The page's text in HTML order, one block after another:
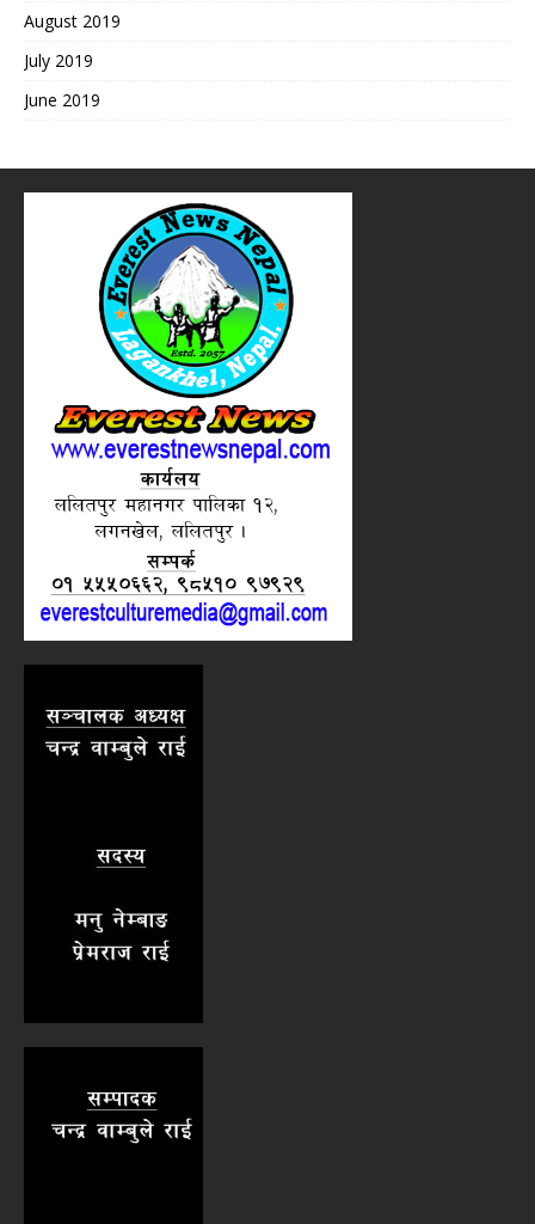
August 2019
July 2019
June 2019